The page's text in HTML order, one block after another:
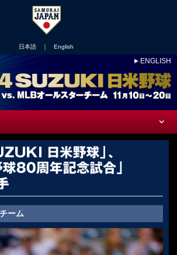
日本語 ｜ English
ENGLISH
ーム